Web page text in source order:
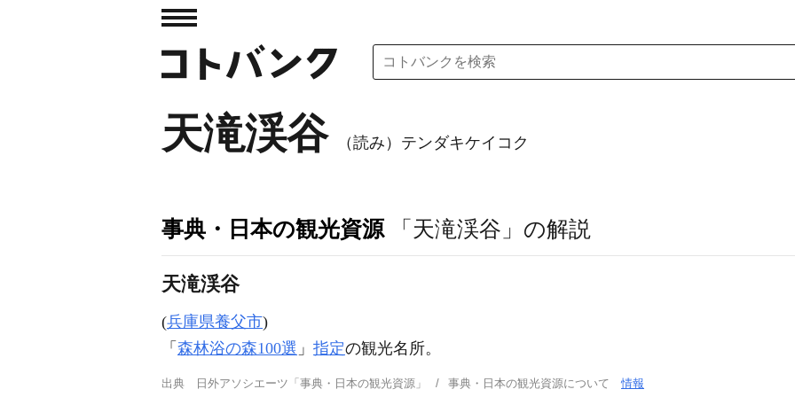
天滝渓谷 （読み）テンダキケイコク
事典・日本の観光資源「天滝渓谷」の解説
天滝渓谷
(兵庫県養父市)
「 森林浴の森100選 」 指定の観光名所。
出典 日外アソシエーツ「事典・日本の観光資源」 事典・日本の観光資源について情報